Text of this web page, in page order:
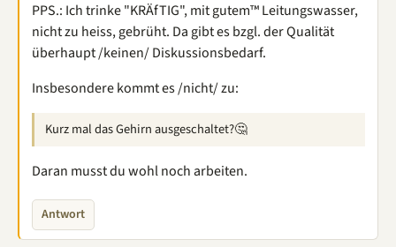
PPS.: Ich trinke "KRÄfTIG", mit gutem™ Leitungswasser,
nicht zu heiss, gebrüht. Da gibt es bzgl. der Qualität
überhaupt /keinen/ Diskussionsbedarf.
Insbesondere kommt es /nicht/ zu:
Kurz mal das Gehirn ausgeschaltet?🤔
Daran musst du wohl noch arbeiten.
Antwort